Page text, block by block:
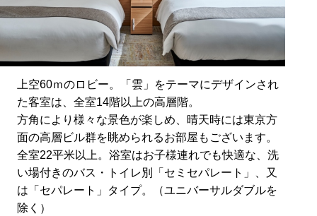
上空60ｍのロビー。「雲」をテーマにデザインされ
た客室は、全室14階以上の高層階。
方角により様々な景色が楽しめ、晴天時には東京方
面の高層ビル群を眺められるお部屋もございます。
全室22平米以上。浴室はお子様連れでも快適な、洗
い場付きのバス・トイレ別「セミセパレート」、又
は「セパレート」タイプ。（ユニバーサルダブルを
除く）